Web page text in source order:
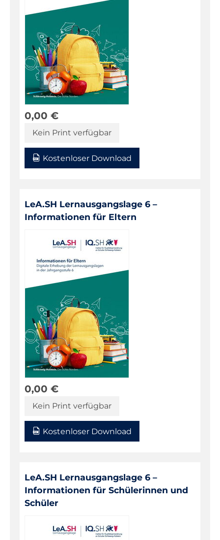
0,00 €
Kein Print verfügbar
Kostenloser Download
LeA.SH Lernausgangslage 6 –
Informationen für Eltern
0,00 €
Kein Print verfügbar
Kostenloser Download
LeA.SH Lernausgangslage 6 –
Informationen für Schülerinnen und
Schüler